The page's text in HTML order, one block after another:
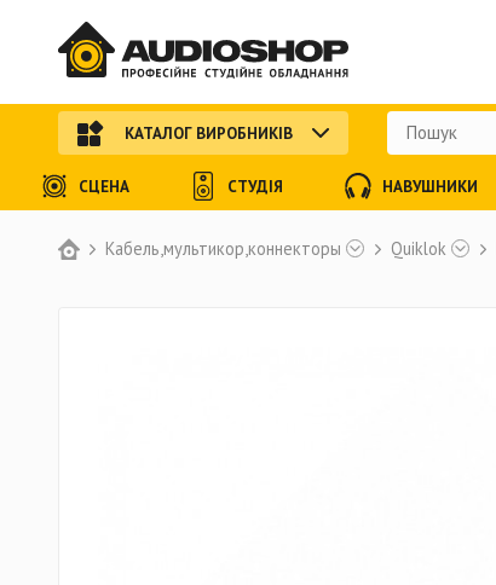
Кабель,мультикор,коннекторы Quiklok
КАТАЛОГ ВИРОБНИКІВ
СЦЕНА СТУДІЯ НАВУШНИКИ